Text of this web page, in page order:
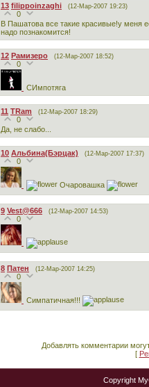
13 filippoinzaghi (12-Мар-2007 19:23)
0
В Пашатова все такие красивые!у меня
надо познакомится!
12 Рамизеро (12-Мар-2007 18:52)
0
СИмпотяга
11 TRam (12-Мар-2007 18:29)
0
Да, не слабо...
10 Альбина(Бэрцак) (12-Мар-2007 17:37)
0
Очаровашка
9 Vest@666 (12-Мар-2007 14:53)
0
8 Патен (12-Мар-2007 14:25)
0
Симпатичная!!!
Добавлять комментарии
[
Copyright